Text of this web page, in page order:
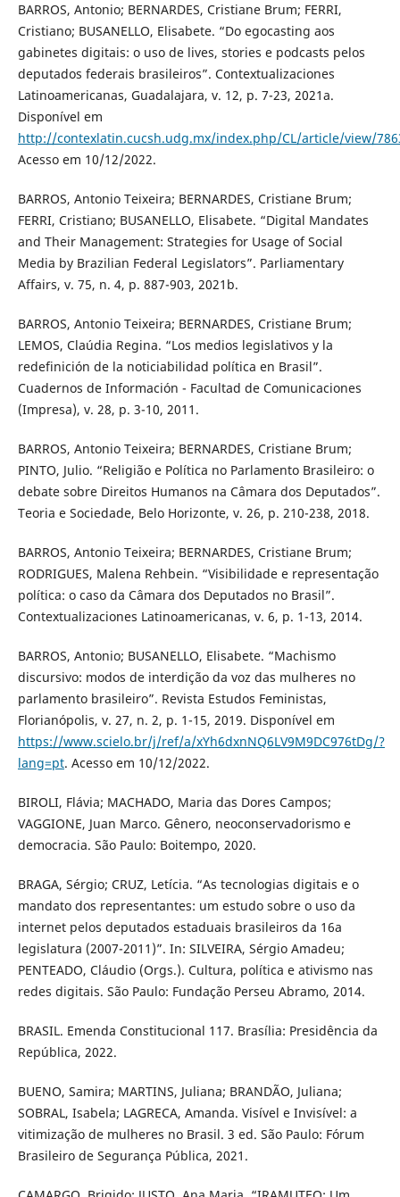
BARROS, Antonio; BERNARDES, Cristiane Brum; FERRI,
Cristiano; BUSANELLO, Elisabete. “Do egocasting aos
gabinetes digitais: o uso de lives, stories e podcasts pelos
deputados federais brasileiros”. Contextualizaciones
Latinoamericanas, Guadalajara, v. 12, p. 7-23, 2021a.
Disponível em
http://contexlatin.cucsh.udg.mx/index.php/CL/article/view/
Acesso em 10/12/2022.
BARROS, Antonio Teixeira; BERNARDES, Cristiane Brum;
FERRI, Cristiano; BUSANELLO, Elisabete. “Digital Mandates
and Their Management: Strategies for Usage of Social
Media by Brazilian Federal Legislators”. Parliamentary
Affairs, v. 75, n. 4, p. 887-903, 2021b.
BARROS, Antonio Teixeira; BERNARDES, Cristiane Brum;
LEMOS, Claúdia Regina. “Los medios legislativos y la
redefinición de la noticiabilidad política en Brasil”.
Cuadernos de Información - Facultad de Comunicaciones
(Impresa), v. 28, p. 3-10, 2011.
BARROS, Antonio Teixeira; BERNARDES, Cristiane Brum;
PINTO, Julio. “Religião e Política no Parlamento Brasileiro: o
debate sobre Direitos Humanos na Câmara dos Deputados”.
Teoria e Sociedade, Belo Horizonte, v. 26, p. 210-238, 2018.
BARROS, Antonio Teixeira; BERNARDES, Cristiane Brum;
RODRIGUES, Malena Rehbein. “Visibilidade e representação
política: o caso da Câmara dos Deputados no Brasil”.
Contextualizaciones Latinoamericanas, v. 6, p. 1-13, 2014.
BARROS, Antonio; BUSANELLO, Elisabete. “Machismo
discursivo: modos de interdição da voz das mulheres no
parlamento brasileiro”. Revista Estudos Feministas,
Florianópolis, v. 27, n. 2, p. 1-15, 2019. Disponível em
https://www.scielo.br/j/ref/a/xYh6dxnNQ6LV9M9DC976tDg/?
lang=pt. Acesso em 10/12/2022.
BIROLI, Flávia; MACHADO, Maria das Dores Campos;
VAGGIONE, Juan Marco. Gênero, neoconservadorismo e
democracia. São Paulo: Boitempo, 2020.
BRAGA, Sérgio; CRUZ, Letícia. “As tecnologias digitais e o
mandato dos representantes: um estudo sobre o uso da
internet pelos deputados estaduais brasileiros da 16a
legislatura (2007-2011)”. In: SILVEIRA, Sérgio Amadeu;
PENTEADO, Cláudio (Orgs.). Cultura, política e ativismo nas
redes digitais. São Paulo: Fundação Perseu Abramo, 2014.
BRASIL. Emenda Constitucional 117. Brasília: Presidência da
República, 2022.
BUENO, Samira; MARTINS, Juliana; BRANDÃO, Juliana;
SOBRAL, Isabela; LAGRECA, Amanda. Visível e Invisível: a
vitimização de mulheres no Brasil. 3 ed. São Paulo: Fórum
Brasileiro de Segurança Pública, 2021.